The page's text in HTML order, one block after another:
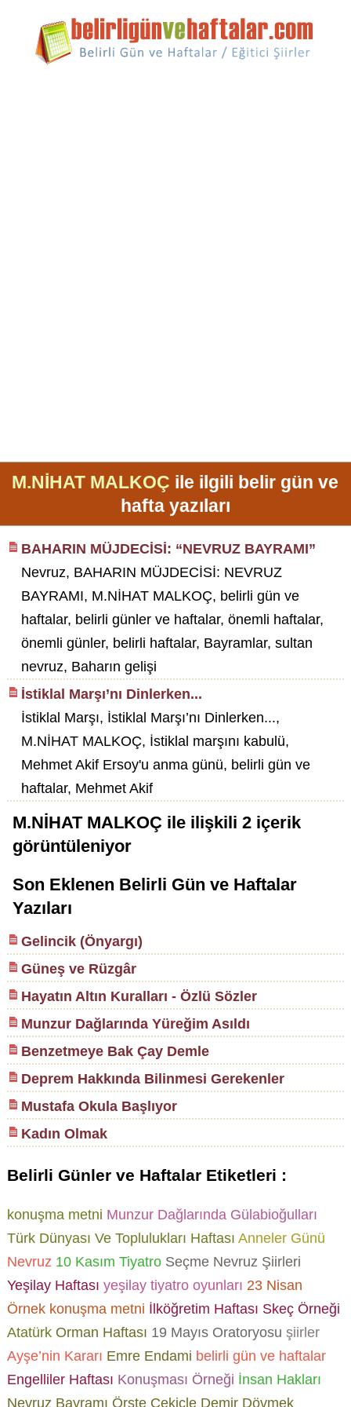
M.NİHAT MALKOÇ ile ilgili belir gün ve
hafta yazıları
BAHARIN MÜJDECİSİ: “NEVRUZ BAYRAMI”
Nevruz, BAHARIN MÜJDECİSİ: NEVRUZ
BAYRAMI, M.NİHAT MALKOÇ, belirli gün ve
haftalar, belirli günler ve haftalar, önemli haftalar,
önemli günler, belirli haftalar, Bayramlar, sultan
nevruz, Baharın gelişi
İstiklal Marşı’nı Dinlerken...
İstiklal Marşı, İstiklal Marşı’nı Dinlerken...,
M.NİHAT MALKOÇ, İstiklal marşını kabulü,
Mehmet Akif Ersoy'u anma günü, belirli gün ve
haftalar, Mehmet Akif
M.NİHAT MALKOÇ ile ilişkili 2içerik
görüntüleniyor
Son Eklenen Belirli Gün ve Haftalar
Yazıları
Gelincik (Önyargı)
Güneş ve Rüzgâr
Hayatın Altın Kuralları - Özlü Sözler
Munzur Dağlarında Yüreğim Asıldı
Benzetmeye Bak Çay Demle
Deprem Hakkında Bilinmesi Gerekenler
Mustafa Okula Başlıyor
Kadın Olmak
Belirli Günler ve Haftalar Etiketleri :
konuşma metni Munzur Dağlarında Gülabioğulları
Türk Dünyası Ve Toplulukları Haftası Anneler Günü
Nevruz 10 Kasım TiyatroSeçme Nevruz Şiirleri
Yeşilay Haftası yeşilay tiyatro oyunları 23 Nisan
Örnek konuşma metni İlköğretim Haftası Skeç Örneği
AtatürkOrman Haftası 19 Mayıs Oratoryosu şiirler
Ayşe’nin Kararı Emre Endami belirli gün ve haftalar
Engelliler Haftası Konuşması Örneği İnsan Hakları
Nevruz Bayramı Örste Çekiçle Demir Dövmek